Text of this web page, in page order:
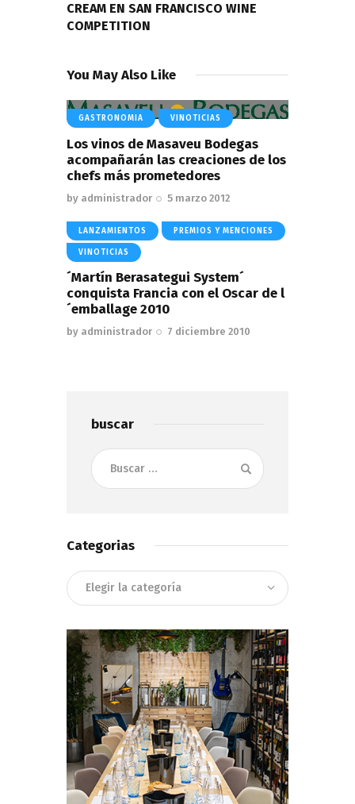
CREAM EN SAN FRANCISCO WINE
COMPETITION
You May Also Like
GASTRONOMIA VINOTICIAS
Los vinos de Masaveu Bodegas
acompañarán las creaciones de los
chefs más prometedores
by administrador 5 marzo 2012
LANZAMIENTOS PREMIOS Y MENCIONES
VINOTICIAS
´Martín Berasategui System´
conquista Francia con el Oscar de l
´emballage 2010
by administrador 7 diciembre 2010
buscar
Buscar:
Categorias
Categorias